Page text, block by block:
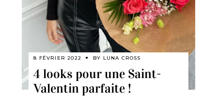
8 FÉVRIER 2022 BY LUNA CROSS
4 looks pour une Saint-
Valentin parfaite !